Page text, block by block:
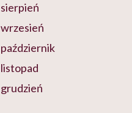
sierpień
wrzesień
październik
listopad
grudzień